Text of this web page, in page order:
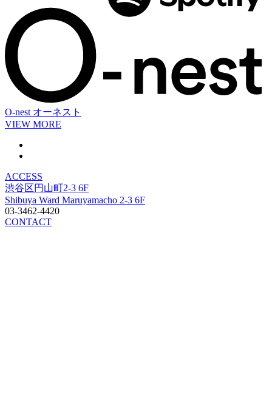
O-nest オーネスト
VIEW MORE
ACCESS
渋谷区円山町2-3 6F
Shibuya Ward Maruyamacho 2-3 6F
03-3462-4420
CONTACT